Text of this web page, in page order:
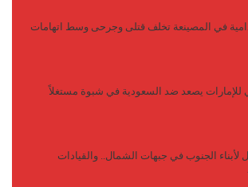
دامية في المصينعة تخلف قتلى وجرحى وسط اتهامات
للإمارات يصعد ضد السعودية في شبوة مستغلاً
الجنوب في جبهات الشمال.. والقيادات